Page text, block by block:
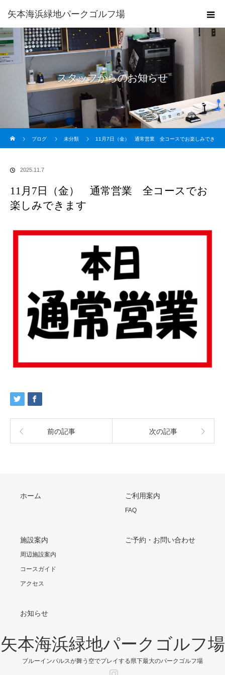
矢本海浜緑地パークゴルフ場
スタッフからのお知らせ
ブログ
未分類 11月7日（金） 通常営業 全コースでお楽しみでき
2025.11.7
11月7日（金） 通常営業 全コースでお
楽しみできます
前の記事 次の記事
ホーム ご利用案内
FAQ
施設案内
周辺施設案内
コースガイド
アクセス
ご予約・お問い合わせ
お知らせ
矢本海浜緑地パークゴルフ場
ブルーインパルスが舞う空でプレイする県下最大のパークゴルフ場